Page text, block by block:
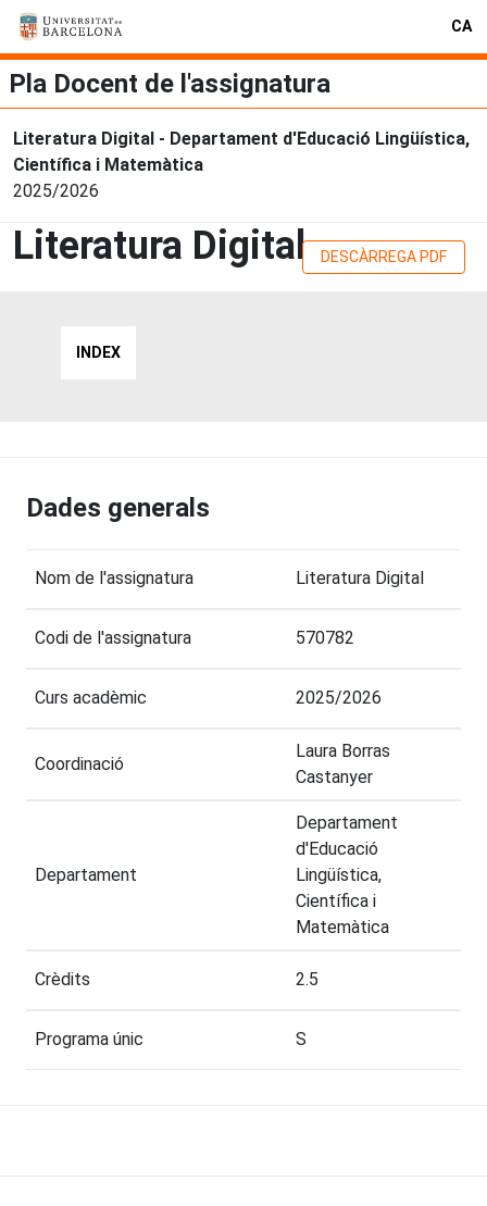
CA
Pla Docent de l'assignatura
Literatura Digital - Departament d'Educació Lingüística,
Científica i Matemàtica
2025/2026
Literatura Digital DESCÀRREGA PDF
INDEX
Dades generals
Nom de l'assignatura Literatura Digital
Codi de l'assignatura 570782
Curs acadèmic 2025/2026
Coordinació
Laura Borras
Castanyer
Departament
Departament
d'Educació
Lingüística,
Científica i
Matemàtica
Crèdits 2.5
Programa únic S